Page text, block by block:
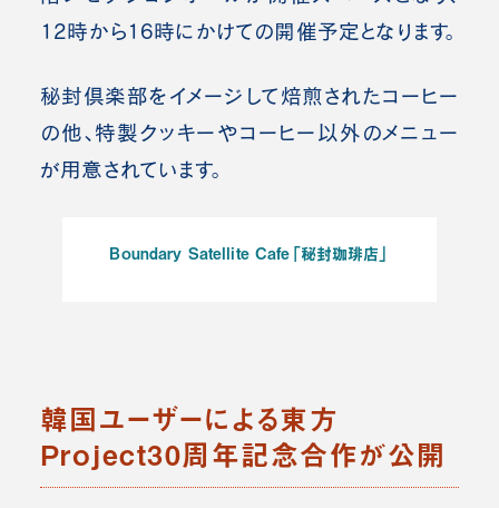
12時から16時にかけての開催予定となります。
秘封倶楽部をイメージして焙煎されたコーヒー
の他、特製クッキーやコーヒー以外のメニュー
が用意されています。
Boundary Satellite Cafe「秘封珈琲店」
韓国ユーザーによる東方
Project30周年記念合作が公開